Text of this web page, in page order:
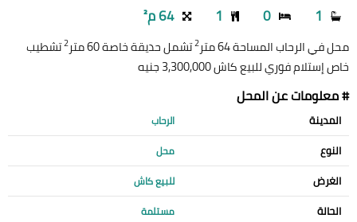
1
0
1 64 م²
محل في الرحاب المساحة 64 متر 2تشمل حديقة خاصة 60 متر 2تشطيب
خاص إستلام فوري للبيع كاش 3,300,000 جنيه
# معلومات عن المحل
المدينة الرحاب
النوع محل
الغرض للبيع كاش
الحالة مستلمة